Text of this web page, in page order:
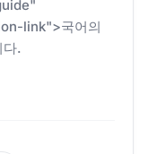
link">국어의
다.